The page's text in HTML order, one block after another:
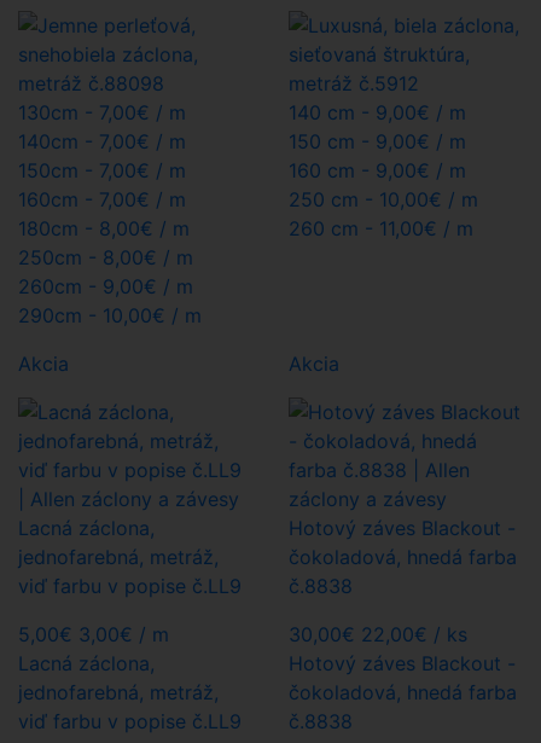
130cm - 7,00€ / m
140cm - 7,00€ / m
150cm - 7,00€ / m
160cm - 7,00€ / m
180cm - 8,00€ / m
250cm - 8,00€ / m
260cm - 9,00€ / m
290cm - 10,00€ / m
140 cm - 9,00€ / m
150 cm - 9,00€ / m
160 cm - 9,00€ / m
250 cm - 10,00€ / m
260 cm - 11,00€ / m
Akcia
Lacná záclona,
jednofarebná, metráž,
viď farbu v popise č.LL9
5,00€ 3,00€ / m
Lacná záclona,
jednofarebná, metráž,
viď farbu v popise č.LL9
Akcia
Hotový záves Blackout -
čokoladová, hnedá farba
č.8838
30,00€ 22,00€ / ks
Hotový záves Blackout -
čokoladová, hnedá farba
č.8838